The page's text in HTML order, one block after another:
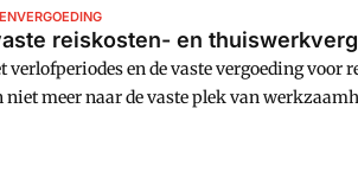
reiskosten- en
verlofperiodes en de vaste vergoeding
niet meer naar de vaste plek van